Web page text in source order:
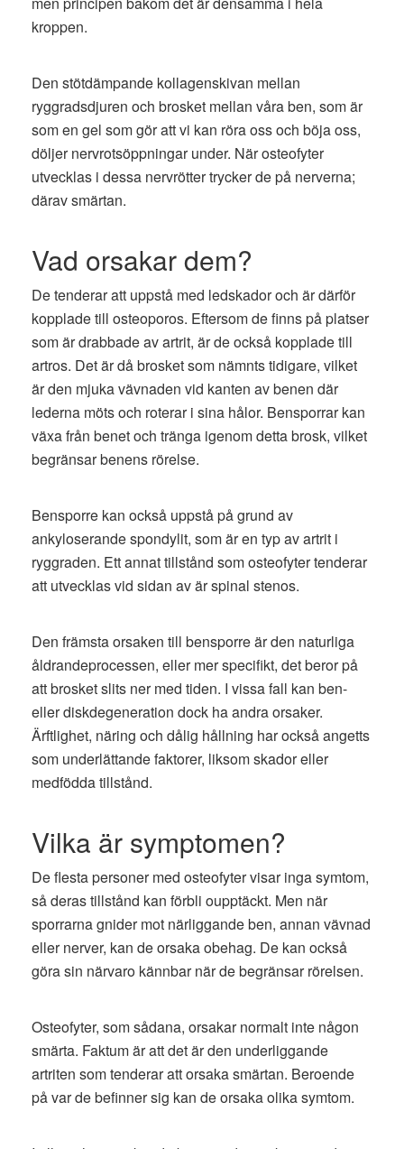
kroppen.
Den stötdämpande kollagenskivan mellan
ryggradsdjuren och brosket mellan våra ben, som är
som en gel som gör att vi kan röra oss och böja oss,
döljer nervrotsöppningar under. När osteofyter
utvecklas i dessa nervrötter trycker de på nerverna;
därav smärtan.
Vad orsakar dem?
De tenderar att uppstå med ledskador och är därför
kopplade till osteoporos. Eftersom de finns på platser
som är drabbade av artrit, är de också kopplade till
artros. Det är då brosket som nämnts tidigare, vilket
är den mjuka vävnaden vid kanten av benen där
lederna möts och roterar i sina hålor. Bensporrar kan
växa från benet och tränga igenom detta brosk, vilket
begränsar benens rörelse.
Bensporre kan också uppstå på grund av
ankyloserande spondylit, som är en typ av artrit i
ryggraden. Ett annat tillstånd som osteofyter tenderar
att utvecklas vid sidan av är spinal stenos.
Den främsta orsaken till bensporre är den naturliga
åldrandeprocessen, eller mer specifikt, det beror på
att brosket slits ner med tiden. I vissa fall kan ben-
eller diskdegeneration dock ha andra orsaker.
Ärftlighet, näring och dålig hållning har också angetts
som underlättande faktorer, liksom skador eller
medfödda tillstånd.
Vilka är symptomen?
De flesta personer med osteofyter visar inga symtom,
så deras tillstånd kan förbli oupptäckt. Men när
sporrarna gnider mot närliggande ben, annan vävnad
eller nerver, kan de orsaka obehag. De kan också
göra sin närvaro kännbar när de begränsar rörelsen.
Osteofyter, som sådana, orsakar normalt inte någon
smärta. Faktum är att det är den underliggande
artriten som tenderar att orsaka smärtan. Beroende
på var de befinner sig kan de orsaka olika symtom.